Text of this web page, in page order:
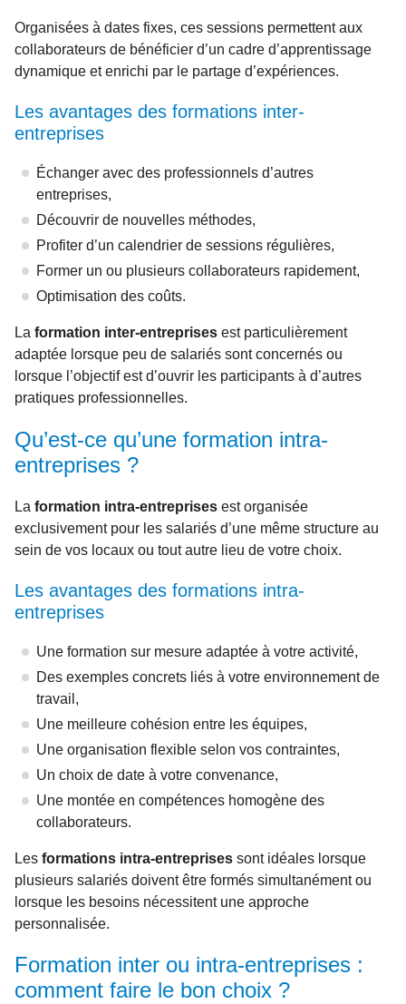
Organisées à dates fixes, ces sessions permettent aux
collaborateurs de bénéficier d’un cadre d’apprentissage
dynamique et enrichi par le partage d’expériences.
Les avantages des formations inter-
entreprises
Échanger avec des professionnels d’autres
entreprises,
Découvrir de nouvelles méthodes,
Profiter d’un calendrier de sessions régulières,
Former un ou plusieurs collaborateurs rapidement,
Optimisation des coûts.
La formation inter-entreprises est particulièrement
adaptée lorsque peu de salariés sont concernés ou
lorsque l’objectif est d’ouvrir les participants à d’autres
pratiques professionnelles.
Qu’est-ce qu’une formation intra-
entreprises ?
La formation intra-entreprises est organisée
exclusivement pour les salariés d’une même structure au
sein de vos locaux ou tout autre lieu de votre choix.
Les avantages des formations intra-
entreprises
Une formation sur mesure adaptée à votre activité,
Des exemples concrets liés à votre environnement de
travail,
Une meilleure cohésion entre les équipes,
Une organisation flexible selon vos contraintes,
Un choix de date à votre convenance,
Une montée en compétences homogène des
collaborateurs.
Les formations intra-entreprises sont idéales lorsque
plusieurs salariés doivent être formés simultanément ou
lorsque les besoins nécessitent une approche
personnalisée.
Formation inter ou intra-entreprises :
comment faire le bon choix ?